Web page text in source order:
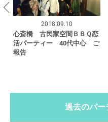
2018.09.10
心斎橋 古民家空間ＢＢＱ恋
活パーティー 40代中心 ご
報告
過去のパー